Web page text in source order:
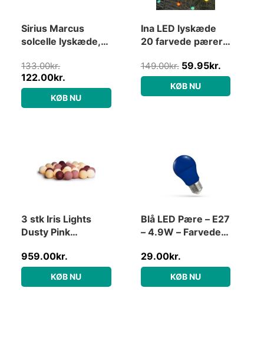
Sirius Marcus
solcelle lyskæde,
forlængersæt
133.00kr.
122.00kr.
KØB NU
Ina LED lyskæde
20 farvede pærer
149.00kr. 59.95kr.
KØB NU
3 stk Iris Lights
Dusty Pink
959.00kr.
KØB NU
Blå LED Pære – E27
– 4.9W – Farvede
29.00kr.
KØB NU